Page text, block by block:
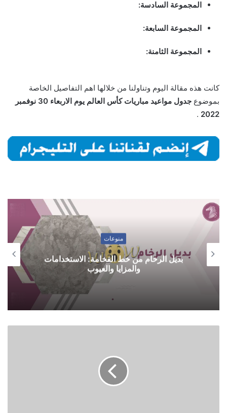
المجموعة السادسة:
المجموعة السابعة:
المجموعة الثامنة:
كانت هذه مقالة اليوم وتناولنا من خلالها اهم التفاصيل الخاصة
بموضوع
جدول مواعيد مباريات كأس العالم يوم الاربعاء 30 نوفمبر
2022
.
منوعات
بديل الرخام من خط الفخامة: الاستخدامات
والمزايا والعيوب